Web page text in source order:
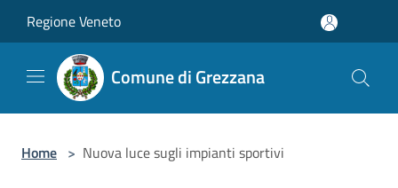
Regione Veneto
Comune di Grezzana
Home > Nuova luce sugli impianti sportivi